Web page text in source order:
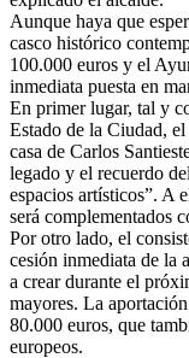
Aunque haya que
casco histórico
100.000 euros y el
inmediata puesta en
En primer lugar, tal y
Estado de la Ciudad,
casa de Carlos
legado y el recuerdo
espacios artísticos”. A
será complementados
Por otro lado, el
cesión inmediata de la
a crear durante el
mayores. La
80.000 euros, que
europeos.